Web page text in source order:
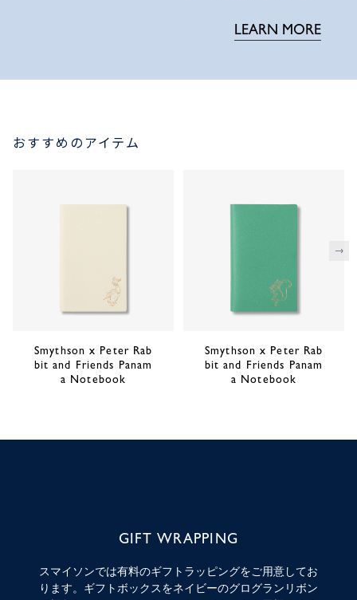
LEARN MORE
おすすめのアイテム
Smythson x Peter Rab
bit and Friends Panam
a Notebook
Smythson x Peter Rab
bit and Friends Panam
a Notebook
次
GIFT WRAPPING
スマイソンでは有料のギフトラッピングをご用意してお
ります。ギフトボックスをネイビーのグログランリボン